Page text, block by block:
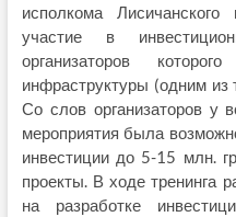
исполкома Лисичанского
участие в
организаторов
инфраструктуры (одним
Со слов организаторов у
мероприятия была
инвестиции до 5-15 млн.
проекты. В ходе тренинга
на разработке